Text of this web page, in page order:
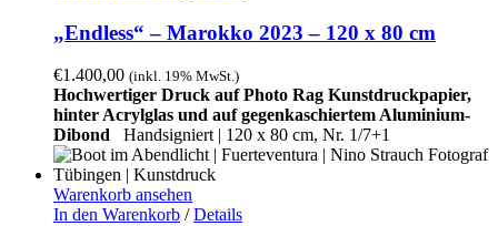
„Endless“ – Marokko 2023 – 120 x 80 cm
€1.400,00 (inkl. 19% MwSt.)
Hochwertiger Druck auf Photo Rag Kunstdruckpapier,
hinter Acrylglas und auf gegenkaschiertem Aluminium-
Dibond Handsigniert | 120 x 80 cm, Nr. 1/7+1
Warenkorb ansehen
In den Warenkorb / Details